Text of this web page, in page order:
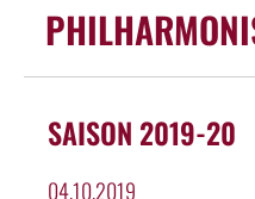
SAISON 2019-20
04.10.2019